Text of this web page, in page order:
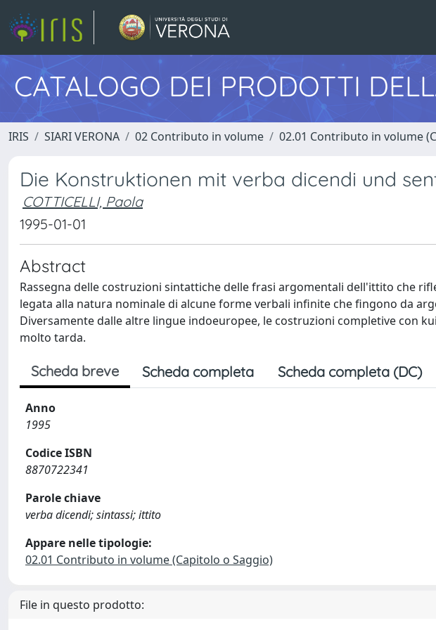
CATALOGO DEI PRODOTTI
IRIS SIARI VERONA 02 Contributo in volume 02.01 Contributo in volume
Die Konstruktionen mit verba dicendi und
COTTICELLI, Paola
1995-01-01
Abstract
Rassegna delle costruzioni sintattiche delle frasi argomentali dell'ittito che
legata alla natura nominale di alcune forme verbali infinite che fingono da
Diversamente dalle altre lingue indoeuropee, le costruzioni completive con
molto tarda.
Scheda breve Scheda completa Scheda completa (DC)
Anno
1995
Codice ISBN
8870722341
Parole chiave
verba dicendi; sintassi; ittito
Appare nelle tipologie:
02.01 Contributo in volume (Capitolo o Saggio)
File in questo prodotto: